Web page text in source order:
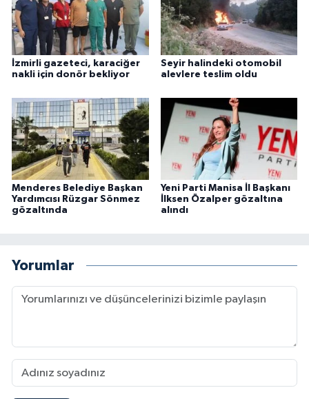
İzmirli gazeteci, karaciğer
nakli için donör bekliyor
Seyir halindeki otomobil
alevlere teslim oldu
Menderes Belediye Başkan
Yardımcısı Rüzgar Sönmez
gözaltında
Yeni Parti Manisa İl Başkanı
İlksen Özalper gözaltına
alındı
Yorumlar